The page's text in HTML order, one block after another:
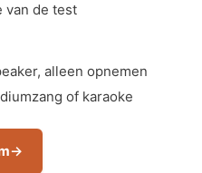
van de test
alleen opnemen
of karaoke